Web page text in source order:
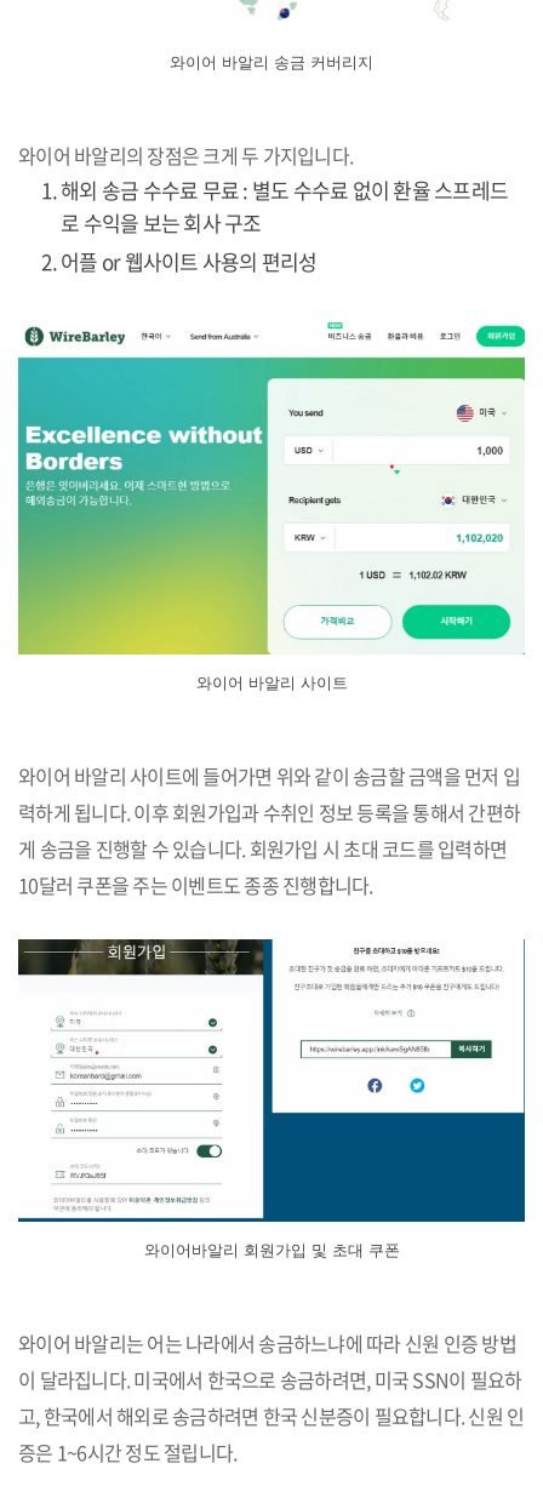
와이어 바알리 송금 커버리지
와이어 바알리의 장점은 크게 두 가지입니다.
해외 송금 수수료 무료 : 별도 수수료 없이 환율 스프레드
로 수익을 보는 회사 구조
어플 or 웹사이트 사용의 편리성
와이어 바알리 사이트
와이어 바알리 사이트에 들어가면 위와 같이 송금할 금액을 먼저 입
력하게 됩니다. 이후 회원가입과 수취인 정보 등록을 통해서 간편하
게 송금을 진행할 수 있습니다. 회원가입 시 초대 코드를 입력하면
10달러 쿠폰을 주는 이벤트도 종종 진행합니다.
와이어바알리 회원가입 및 초대 쿠폰
와이어 바알리는 어는 나라에서 송금하느냐에 따라 신원 인증 방법
이 달라집니다. 미국에서 한국으로 송금하려면, 미국 SSN이 필요하
고, 한국에서 해외로 송금하려면 한국 신분증이 필요합니다. 신원 인
증은 1~6시간 정도 절립니다.